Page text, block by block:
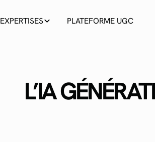
EXPERTISES PLATEFORME UGC
L’IA